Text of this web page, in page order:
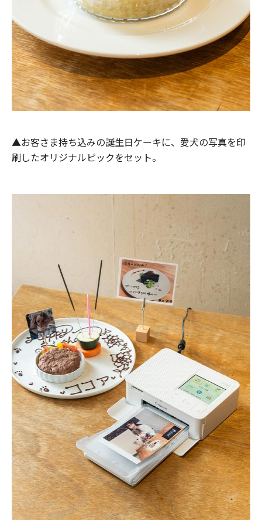
▲お客さま持ち込みの誕生日ケーキに、愛犬の写真を印
刷したオリジナルピックをセット。